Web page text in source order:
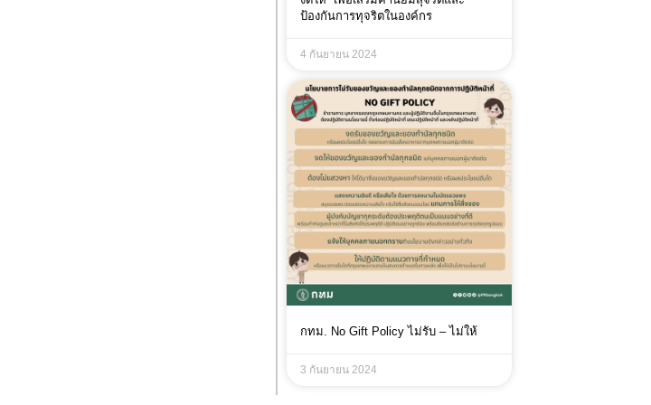
ป้องกันการทุจริตในองค์กร
4 กันยายน 2024
กทม. No Gift Policy ไม่รับ – ไม่ให้
3 กันยายน 2024